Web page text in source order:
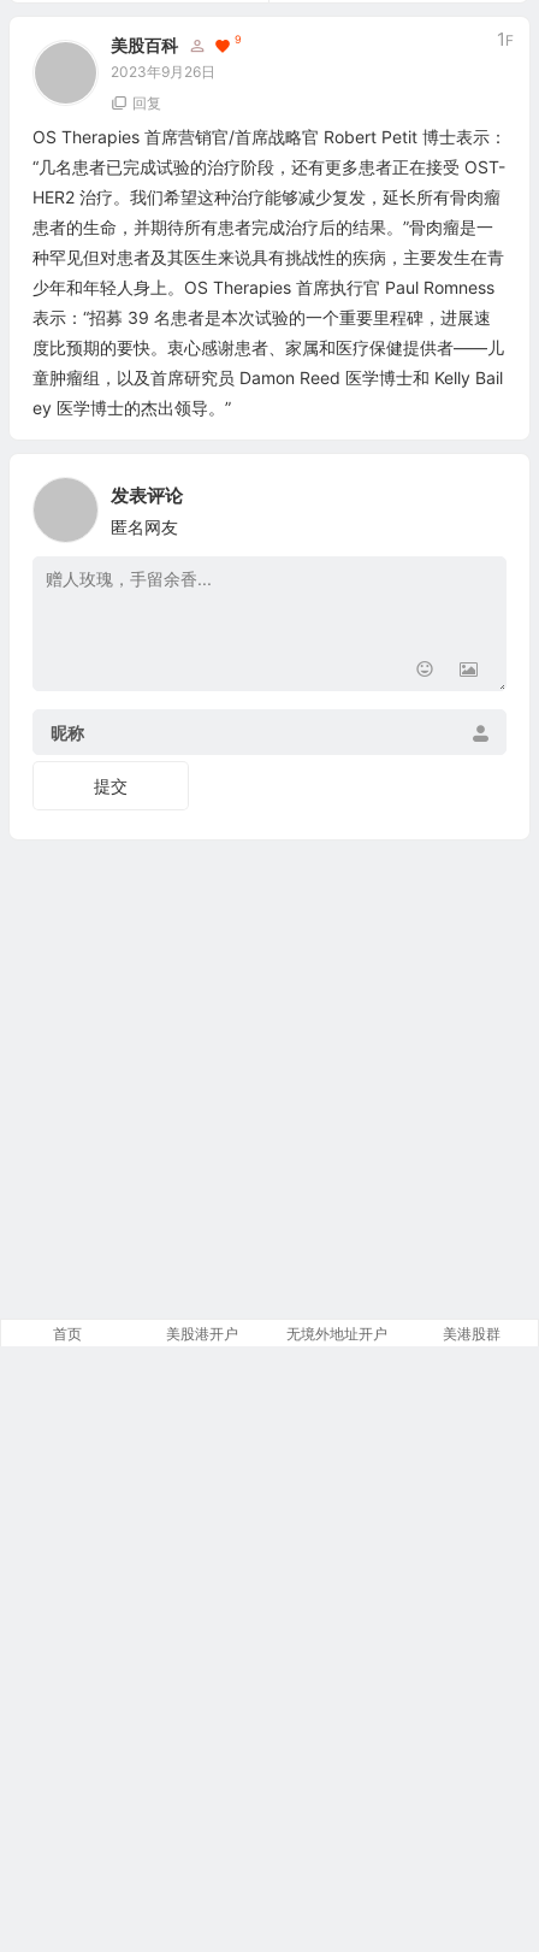
美股百科 9
2023年9月26日
1 F
回复
OS Therapies 首席营销官/首席战略官 Robert Petit 博士表示：
“几名患者已完成试验的治疗阶段，还有更多患者正在接受 OST-
HER2 治疗。我们希望这种治疗能够减少复发，延长所有骨肉瘤
患者的生命，并期待所有患者完成治疗后的结果。”骨肉瘤是一
种罕见但对患者及其医生来说具有挑战性的疾病，主要发生在青
少年和年轻人身上。OS Therapies 首席执行官 Paul Romness
表示：“招募 39 名患者是本次试验的一个重要里程碑，进展速
度比预期的要快。衷心感谢患者、家属和医疗保健提供者——儿
童肿瘤组，以及首席研究员 Damon Reed 医学博士和 Kelly Bail
ey 医学博士的杰出领导。”
发表评论
匿名网友
昵称
首页 美股港开户 无境外地址开户 美港股群